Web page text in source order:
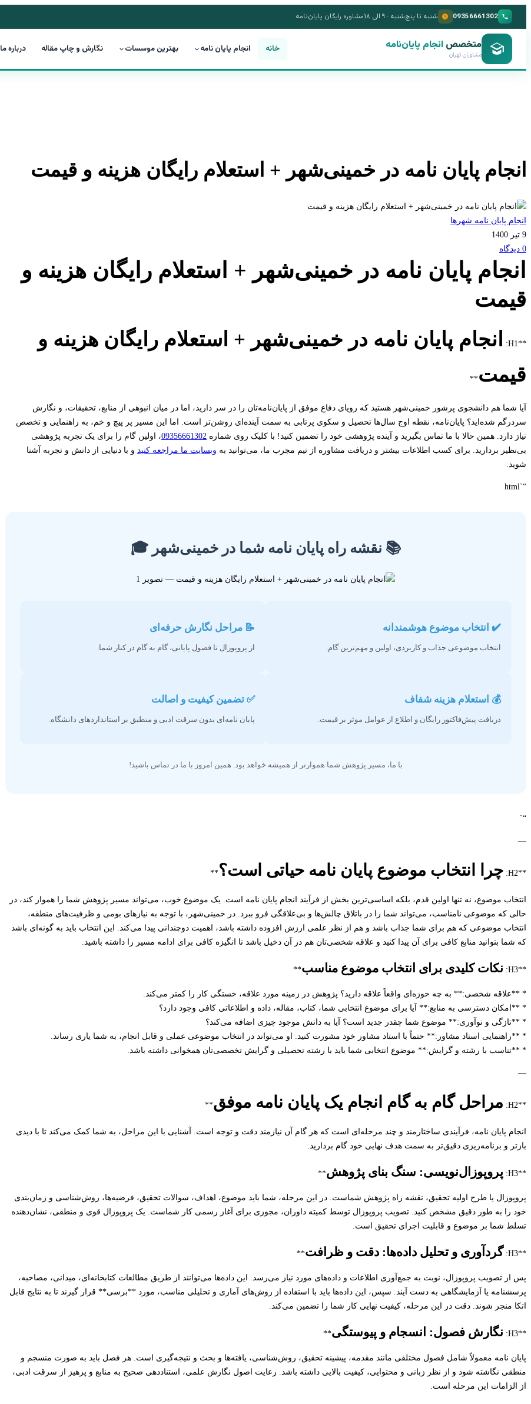
09356661302 شنبه تا پنج‌شنبه · ۹ الی ۱۸ مشاوره رایگان پایان‌نامه
متخصص انجام پایان‌نامه
مشاوران تهران خانه انجام پایان نامه بهترین موسسات نگارش و چاپ مقاله درباره ما
انجام پایان نامه در خمینی‌شهر + استعلام رایگان هزینه و قیمت
انجام پایان نامه شهرها
9 تیر 1400
0 دیدگاه
انجام پایان نامه در خمینی‌شهر + استعلام رایگان هزینه و
قیمت
**H1:
انجام پایان نامه در خمینی‌شهر + استعلام رایگان هزینه و
قیمت**
آیا شما هم دانشجوی پرشور خمینی‌شهر هستید که رویای دفاع موفق از پایان‌نامه‌تان را در سر دارید، اما در میان انبوهی از منابع، تحقیقات، و نگارش
سردرگم شده‌اید؟ پایان‌نامه، نقطه اوج سال‌ها تحصیل و سکوی پرتابی به سمت آینده‌ای روشن‌تر است. اما این مسیر پر پیچ و خم، به راهنمایی و تخصص
نیاز دارد. همین حالا با ما تماس بگیرید و آینده پژوهشی خود را تضمین کنید! با کلیک روی شماره 09356661302، اولین گام را برای یک تجربه پژوهشی
بی‌نظیر بردارید. برای کسب اطلاعات بیشتر و دریافت مشاوره از تیم مجرب ما، می‌توانید به وبسایت ما مراجعه کنید و با دنیایی از دانش و تجربه آشنا
شوید.
“`html
📚 نقشه راه پایان نامه شما در خمینی‌شهر 🎓
✔️ انتخاب موضوع هوشمندانه
انتخاب موضوعی جذاب و کاربردی، اولین و مهم‌ترین گام.
📝 مراحل نگارش حرفه‌ای
از پروپوزال تا فصول پایانی، گام به گام در کنار شما.
💰 استعلام هزینه شفاف
دریافت پیش‌فاکتور رایگان و اطلاع از عوامل موثر بر قیمت.
✅ تضمین کیفیت و اصالت
پایان نامه‌ای بدون سرقت ادبی و منطبق بر استانداردهای دانشگاه.
با ما، مسیر پژوهش شما هموارتر از همیشه خواهد بود. همین امروز با ما در تماس باشید!
“`
—
**H2: چرا انتخاب موضوع پایان نامه حیاتی است؟**
انتخاب موضوع، نه تنها اولین قدم، بلکه اساسی‌ترین بخش از فرآیند انجام پایان نامه است. یک موضوع خوب، می‌تواند مسیر پژوهش شما را هموار کند، در
حالی که موضوعی نامناسب، می‌تواند شما را در باتلاق چالش‌ها و بی‌علاقگی فرو ببرد. در خمینی‌شهر، با توجه به نیازهای بومی و ظرفیت‌های منطقه،
انتخاب موضوعی که هم برای شما جذاب باشد و هم از نظر علمی ارزش افزوده داشته باشد، اهمیت دوچندانی پیدا می‌کند. این انتخاب باید به گونه‌ای باشد
که شما بتوانید منابع کافی برای آن پیدا کنید و علاقه شخصی‌تان هم در آن دخیل باشد تا انگیزه کافی برای ادامه مسیر را داشته باشید.
**H3: نکات کلیدی برای انتخاب موضوع مناسب**
* **علاقه شخصی:** به چه حوزه‌ای واقعاً علاقه دارید؟ پژوهش در زمینه مورد علاقه، خستگی کار را کمتر می‌کند.
* **امکان دسترسی به منابع:** آیا برای موضوع انتخابی شما، کتاب، مقاله، داده و اطلاعاتی کافی وجود دارد؟
* **تازگی و نوآوری:** موضوع شما چقدر جدید است؟ آیا به دانش موجود چیزی اضافه می‌کند؟
* **راهنمایی استاد مشاور:** حتماً با استاد مشاور خود مشورت کنید. او می‌تواند در انتخاب موضوعی عملی و قابل انجام، به شما یاری رساند.
* **تناسب با رشته و گرایش:** موضوع انتخابی شما باید با رشته تحصیلی و گرایش تخصصی‌تان همخوانی داشته باشد.
—
**H2: مراحل گام به گام انجام یک پایان نامه موفق**
انجام پایان نامه، فرآیندی ساختارمند و چند مرحله‌ای است که هر گام آن نیازمند دقت و توجه است. آشنایی با این مراحل، به شما کمک می‌کند تا با دیدی
بازتر و برنامه‌ریزی دقیق‌تر به سمت هدف نهایی خود گام بردارید.
**H3: پروپوزال‌نویسی: سنگ بنای پژوهش**
پروپوزال یا طرح اولیه تحقیق، نقشه راه پژوهش شماست. در این مرحله، شما باید موضوع، اهداف، سوالات تحقیق، فرضیه‌ها، روش‌شناسی و زمان‌بندی
خود را به طور دقیق مشخص کنید. تصویب پروپوزال توسط کمیته داوران، مجوزی برای آغاز رسمی کار شماست. یک پروپوزال قوی و منطقی، نشان‌دهنده
تسلط شما بر موضوع و قابلیت اجرای تحقیق است.
**H3: گردآوری و تحلیل داده‌ها: دقت و ظرافت**
پس از تصویب پروپوزال، نوبت به جمع‌آوری اطلاعات و داده‌های مورد نیاز می‌رسد. این داده‌ها می‌توانند از طریق مطالعات کتابخانه‌ای، میدانی، مصاحبه،
پرسشنامه یا آزمایشگاهی به دست آیند. سپس، این داده‌ها باید با استفاده از روش‌های آماری و تحلیلی مناسب، مورد **برسی** قرار گیرند تا به نتایج قابل
اتکا منجر شوند. دقت در این مرحله، کیفیت نهایی کار شما را تضمین می‌کند.
**H3: نگارش فصول: انسجام و پیوستگی**
پایان نامه معمولاً شامل فصول مختلفی مانند مقدمه، پیشینه تحقیق، روش‌شناسی، یافته‌ها و بحث و نتیجه‌گیری است. هر فصل باید به صورت منسجم و
منطقی نگاشته شود و از نظر زبانی و محتوایی، کیفیت بالایی داشته باشد. رعایت اصول نگارش علمی، استناددهی صحیح به منابع و پرهیز از سرقت ادبی،
از الزامات این مرحله است.